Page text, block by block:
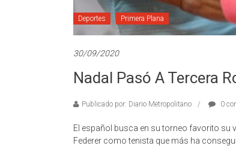
Deportes Primera Plana
30/09/2020
Nadal Pasó A Tercera
Publicado por: Diario Metropolitano 0
El español busca en su torneo favorito su
Federer como tenista que más ha